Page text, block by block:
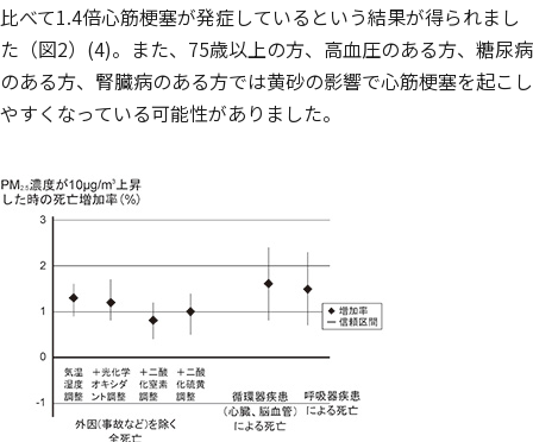
比べて1.4倍心筋梗塞が発症しているという結果が得られまし
た（図2）(4)。また、75歳以上の方、高血圧のある方、糖尿病
のある方、腎臓病のある方では黄砂の影響で心筋梗塞を起こし
やすくなっている可能性がありました。